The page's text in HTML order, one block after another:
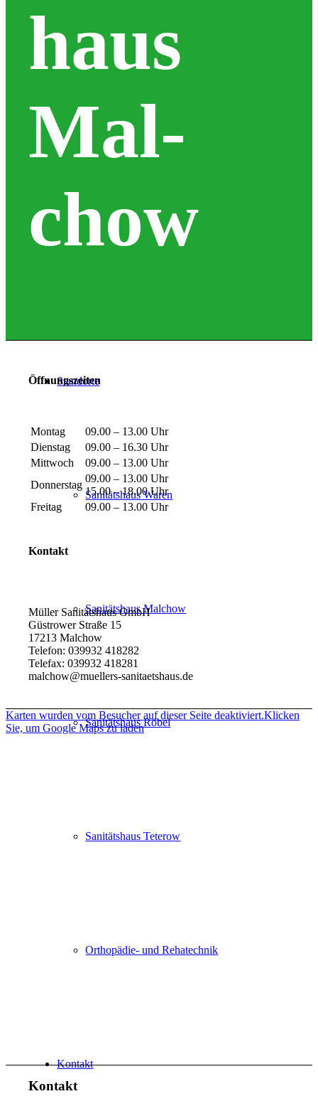
Reha­tech­nik
Orthopädie­schuhtechnik
Stand­orte
Sani­täts­haus Waren
Sani­täts­haus Mal­chow
Sani­täts­haus Röbel
Sani­täts­haus Tete­row
Ortho­­pä­­die- und Reha­tech­nik
Kon­takt
haus
Mal­
chow
Öff­nungs­zei­ten
Mon­tag
09.00 – 13.00 Uhr
Diens­tag
09.00 – 16.30 Uhr
Mitt­woch
09.00 – 13.00 Uhr
Don­ners­tag
09.00 – 13.00 Uhr
15.00 – 18.00 Uhr
Frei­tag
09.00 – 13.00 Uhr
Kon­takt
Mül­ler Sani­täts­haus GmbH
Güs­tro­wer Straße 15
17213 Mal­chow
Tele­fon: 039932 418282
Tele­fax: 039932 418281
malchow@​muellers-​sanitaetshaus.​de
Kar­ten wur­den vom Besu­cher auf die­ser Seite deak­ti­viert.Kli­cken
Sie, um Google Maps zu laden
Kon­takt